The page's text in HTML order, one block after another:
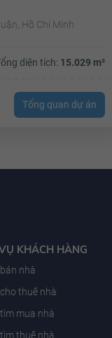
Hồ Chí Minh
diện tích: 15.029 m²
Tổng quan dự án
KHÁCH HÀNG
nhà
thuê nhà
mua nhà
thuê nhà